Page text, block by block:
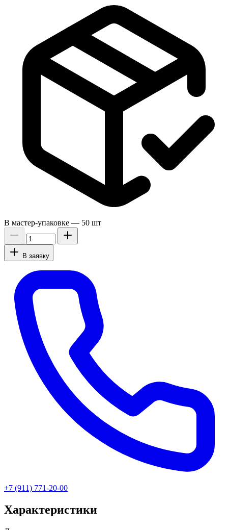
В мастер-упаковке — 50 шт
В заявку
+7 (911) 771-20-00
Характеристики